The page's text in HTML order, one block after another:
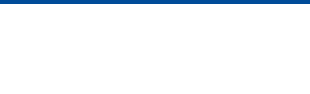
Quem Somos
Sesc Nacional